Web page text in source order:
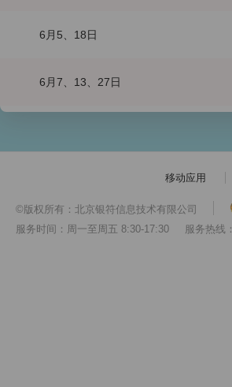
6月5、18日
6月7、13、27日
移动应用
©版权所有：北京银符信息技术有限公司
服务时间：周一至周五 8:30-17:30 服务热线：